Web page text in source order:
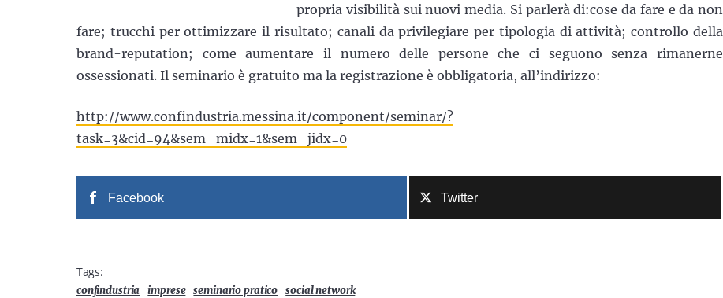
propria visibilità sui nuovi media. Si parlerà di:cose da fare e da non
fare; trucchi per ottimizzare il risultato; canali da privilegiare per tipologia di attività; controllo della
brand-reputation; come aumentare il numero delle persone che ci seguono senza rimanerne
ossessionati. Il seminario è gratuito ma la registrazione è obbligatoria, all’indirizzo:
http://www.confindustria.messina.it/component/seminar/?
task=3&cid=94&sem_midx=1&sem_jidx=0
Facebook Twitter
Tags:
confindustria imprese seminario pratico social network